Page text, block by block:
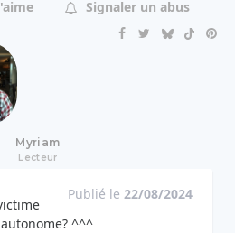
Signaler un abus
Myriam
Lecteur
Publié le 22/08/2024
^^^